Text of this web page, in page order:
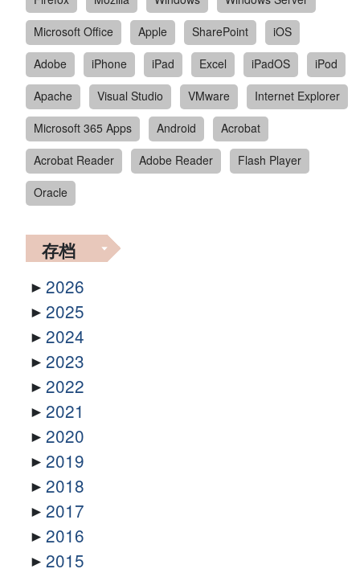
Microsoft Office
Apple SharePoint
iOS
Adobe
iPhone iPad Excel iPadOS
iPod
Apache
Visual Studio VMware
Internet Explorer
Microsoft 365 Apps
Android
Acrobat
Acrobat Reader
Adobe Reader
Flash Player
Oracle
存档
2026
2025
2024
2023
2022
2021
2020
2019
2018
2017
2016
2015